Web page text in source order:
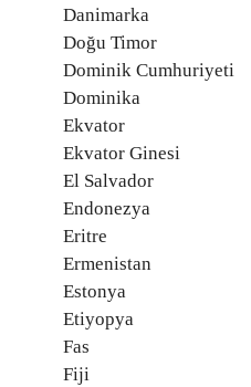
Danimarka
Doğu Timor
Dominik Cumhuriyeti
Dominika
Ekvator
Ekvator Ginesi
El Salvador
Endonezya
Eritre
Ermenistan
Estonya
Etiyopya
Fas
Fiji